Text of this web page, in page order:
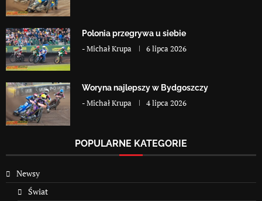
Polonia przegrywa u siebie
-Michał Krupa 6 lipca 2026
Woryna najlepszy w Bydgoszczy
-Michał Krupa 4 lipca 2026
POPULARNE KATEGORIE
Newsy
Świat